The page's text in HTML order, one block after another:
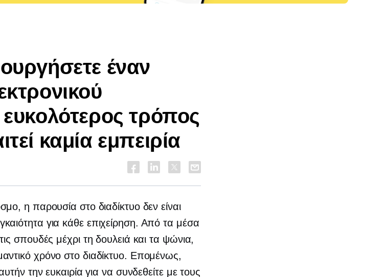
έναν
τρόπος
καμία εμπειρία
η παρουσία στο διαδίκτυο δεν είναι
για κάθε επιχείρηση. Από τα μέσα
σπουδές μέχρι τη δουλειά και τα ψώνια,
χρόνο στο διαδίκτυο. Επομένως,
την ευκαιρία για να συνδεθείτε με τους